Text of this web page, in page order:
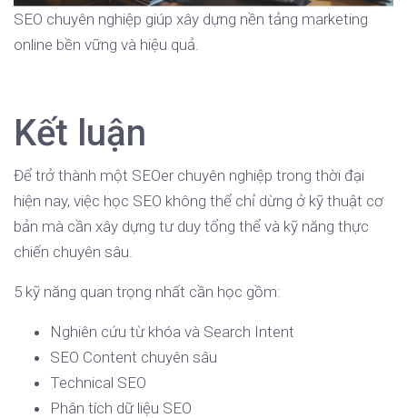
SEO chuyên nghiệp giúp xây dựng nền tảng marketing
online bền vững và hiệu quả.
Kết luận
Để trở thành một SEOer chuyên nghiệp trong thời đại
hiện nay, việc học SEO không thể chỉ dừng ở kỹ thuật cơ
bản mà cần xây dựng tư duy tổng thể và kỹ năng thực
chiến chuyên sâu.
5 kỹ năng quan trọng nhất cần học gồm:
Nghiên cứu từ khóa và Search Intent
SEO Content chuyên sâu
Technical SEO
Phân tích dữ liệu SEO